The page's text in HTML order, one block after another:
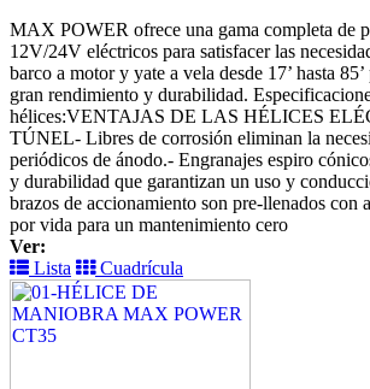
MAX POWER ofrece una gama completa de
12V/24V eléctricos para satisfacer las
barco a motor y yate a vela desde 17’ hasta
gran rendimiento y durabilidad.
hélices:VENTAJAS DE LAS HÉLICES
TÚNEL- Libres de corrosión eliminan la
periódicos de ánodo.- Engranajes espiro
y durabilidad que garantizan un uso y
brazos de accionamiento son pre-llenados con
por vida para un mantenimiento cero
Ver:
Lista
Cuadrícula